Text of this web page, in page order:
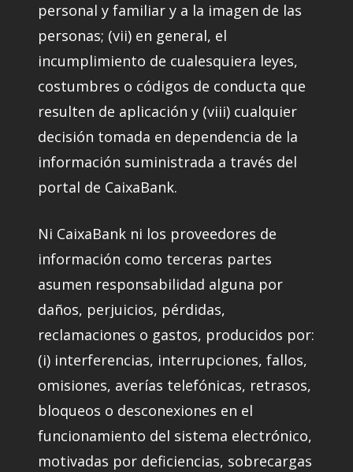
personal y familiar y a la imagen de las
personas; (vii) en general, el
incumplimiento de cualesquiera leyes,
costumbres o códigos de conducta que
resulten de aplicación y (viii) cualquier
decisión tomada en dependencia de la
información suministrada a través del
portal de CaixaBank.
Ni CaixaBank ni los proveedores de
información como terceras partes
asumen responsabilidad alguna por
daños, perjuicios, pérdidas,
reclamaciones o gastos, producidos por:
(i) interferencias, interrupciones, fallos,
omisiones, averías telefónicas, retrasos,
bloqueos o desconexiones en el
funcionamiento del sistema electrónico,
motivadas por deficiencias, sobrecargas